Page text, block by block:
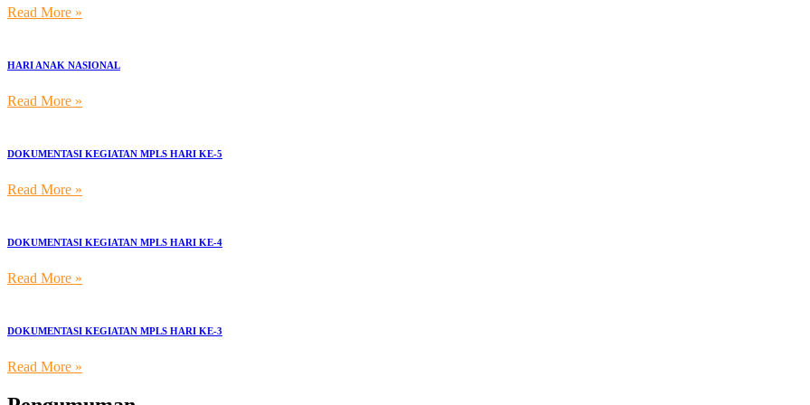
Read More »
HARI ANAK NASIONAL
Read More »
DOKUMENTASI KEGIATAN MPLS HARI KE-5
Read More »
DOKUMENTASI KEGIATAN MPLS HARI KE-4
Read More »
DOKUMENTASI KEGIATAN MPLS HARI KE-3
Read More »